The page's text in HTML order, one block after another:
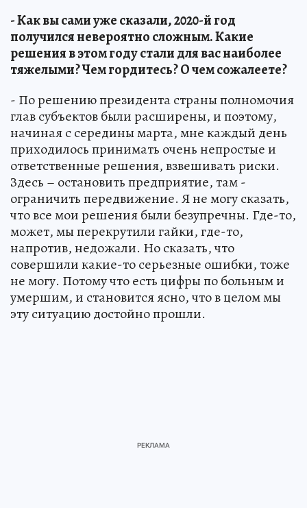
- Как вы сами уже сказали, 2020-й год
получился невероятно сложным. Какие
решения в этом году стали для вас наиболее
тяжелыми? Чем гордитесь? О чем сожалеете?
- По решению президента страны полномочия
глав субъектов были расширены, и поэтому,
начиная с середины марта, мне каждый день
приходилось принимать очень непростые и
ответственные решения, взвешивать риски.
Здесь – остановить предприятие, там -
ограничить передвижение. Я не могу сказать,
что все мои решения были безупречны. Где-то,
может, мы перекрутили гайки, где-то,
напротив, недожали. Но сказать, что
совершили какие-то серьезные ошибки, тоже
не могу. Потому что есть цифры по больным и
умершим, и становится ясно, что в целом мы
эту ситуацию достойно прошли.